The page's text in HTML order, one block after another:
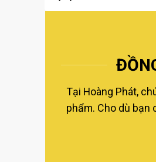
Tại Hoàng Phát,
phẩm. Cho dù bạn